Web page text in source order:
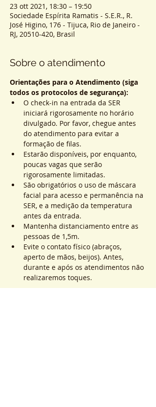
23 ott 2021, 18:30 – 19:50
Sociedade Espírita Ramatis - S.E.R., R.
José Higino, 176 - Tijuca, Rio de Janeiro -
RJ, 20510-420, Brasil
Sobre o atendimento
Orientações para o Atendimento (siga
todos os protocolos de segurança):
O check-in na entrada da SER
iniciará rigorosamente no horário
divulgado. Por favor, chegue antes
do atendimento para evitar a
formação de filas.
Estarão disponíveis, por enquanto,
poucas vagas que serão
rigorosamente limitadas.
São obrigatórios o uso de máscara
facial para acesso e permanência na
SER, e a medição da temperatura
antes da entrada.
Mantenha distanciamento entre as
pessoas de 1,5m.
Evite o contato físico (abraços,
aperto de mãos, beijos). Antes,
durante e após os atendimentos não
realizaremos toques.